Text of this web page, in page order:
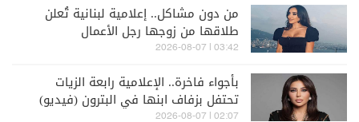
من دون مشاكل.. إعلامية لبنانية تُعلن
طلاقها من زوجها رجل الأعمال
03:42 | 2026-08-07
بأجواء فاخرة.. الإعلامية رابعة الزيات
تحتفل بزفاف ابنها في البترون (فيديو)
02:07 | 2026-08-07